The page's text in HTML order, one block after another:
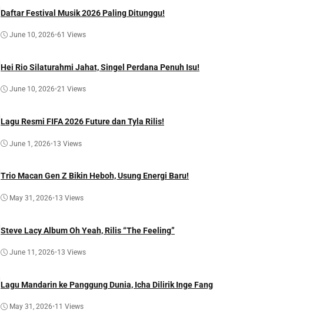
Daftar Festival Musik 2026 Paling Ditunggu!
June 10, 2026•61 Views
Hei Rio Silaturahmi Jahat, Singel Perdana Penuh Isu!
June 10, 2026•21 Views
Lagu Resmi FIFA 2026 Future dan Tyla Rilis!
June 1, 2026•13 Views
Trio Macan Gen Z Bikin Heboh, Usung Energi Baru!
May 31, 2026•13 Views
Steve Lacy Album Oh Yeah, Rilis “The Feeling”
June 11, 2026•13 Views
Lagu Mandarin ke Panggung Dunia, Icha Dilirik Inge Fang
May 31, 2026•11 Views